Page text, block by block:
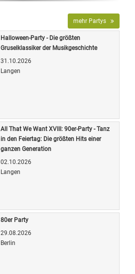
mehr Partys
Halloween-Party - Die größten
Gruselklassiker der Musikgeschichte
31.10.2026
Langen
All That We Want XVIII: 90er-Party - Tanz
in den Feiertag: Die größten Hits einer
ganzen Generation
02.10.2026
Langen
80er Party
29.08.2026
Berlin